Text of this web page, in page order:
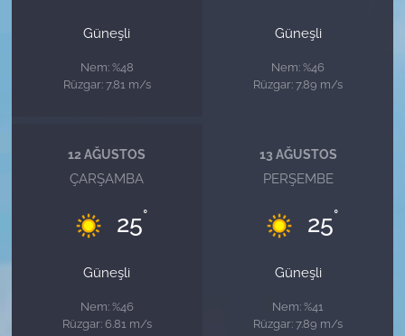
Güneşli
Nem: %48
Rüzgar: 7.81 m/s
Güneşli
Nem: %46
Rüzgar: 7.89 m/s
12 AĞUSTOS
ÇARŞAMBA
25°
Güneşli
Nem: %46
Rüzgar: 6.81 m/s
13 AĞUSTOS
PERŞEMBE
25°
Güneşli
Nem: %41
Rüzgar: 7.89 m/s